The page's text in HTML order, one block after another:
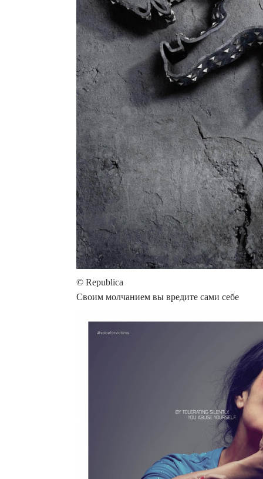
© Republica
Своим молчанием вы вредите сами себе